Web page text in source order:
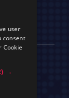
user
consent
Cookie
→